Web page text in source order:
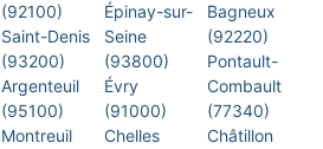
(92100)
Saint-Denis
(93200)
Argenteuil
(95100)
Montreuil
Épinay-sur-
Seine
(93800)
Évry
(91000)
Chelles
Bagneux
(92220)
Pontault-
Combault
(77340)
Châtillon